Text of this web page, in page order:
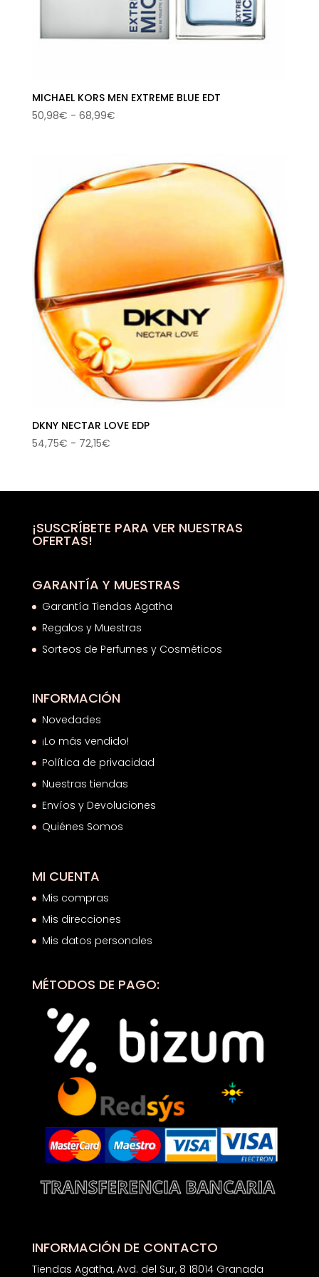
MICHAEL KORS MEN EXTREME BLUE EDT
50,98€ - 68,99€Rango
desde
50,98€
hasta
DKNY NECTAR LOVE EDP
54,75€ - 72,15€Rango
desde
hasta
¡SUSCRÍBETE PARA VER NUESTRAS
OFERTAS!
GARANTÍA Y MUESTRAS
Garantía Tiendas Agatha
Regalos y Muestras
Sorteos de Perfumes y Cosméticos
INFORMACIÓN
Novedades
¡Lo más vendido!
Política de privacidad
Nuestras tiendas
Envíos y Devoluciones
Quiénes Somos
MI CUENTA
Mis compras
Mis direcciones
Mis datos personales
MÉTODOS DE PAGO:
INFORMACIÓN DE CONTACTO
Tiendas Agatha, Avd. del Sur, 8 18014 Granada